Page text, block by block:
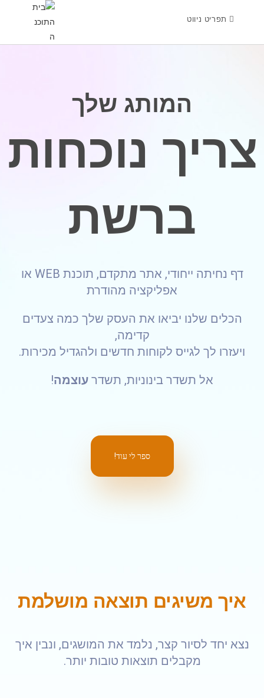
תפריט ניווט
המותג שלך
צריך נוכחות
ברשת
דף נחיתה ייחודי, אתר מתקדם, תוכנת WEB או
אפליקציה מהודרת
הכלים שלנו יביאו את העסק שלך כמה צעדים
קדימה,
ויעזרו לך לגייס לקוחות חדשים ולהגדיל מכירות.
אל תשדר בינוניות, תשדרעוצמה!
ספר לי עוד!
איך משיגים תוצאה מושלמת
נצא יחד לסיור קצר, נלמד את המושגים, ונבין איך
מקבלים תוצאות טובות יותר.